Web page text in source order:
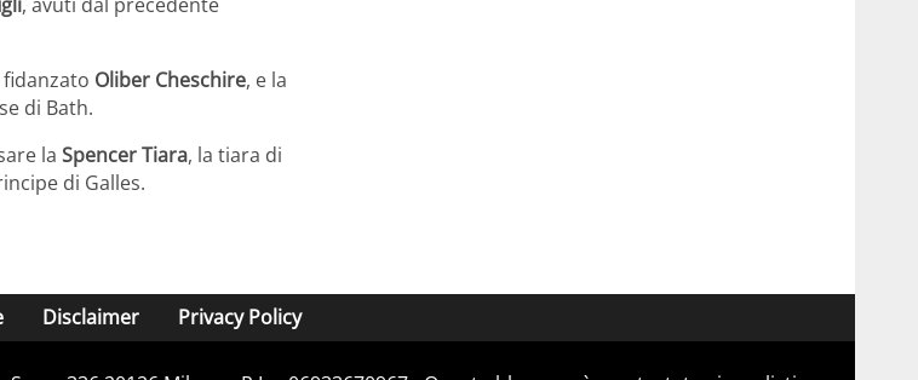
fidanzato Oliber Cheschire, e la
di Bath.
la Spencer Tiara, la tiara di
di Galles.
Disclaimer Privacy Policy